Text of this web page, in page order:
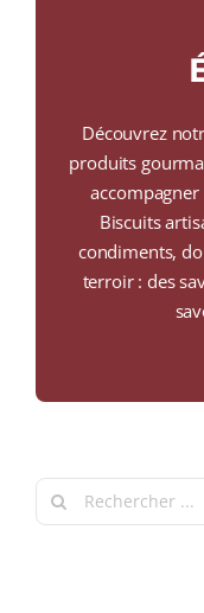
CAFÉS
THÉS & INFUSIONS
ÉPICERIE FINE
IDEES CADEAUX
Contactez-nous !
Découvrez
produits
Biscuits
condiments,
terroir : des
Search
for: